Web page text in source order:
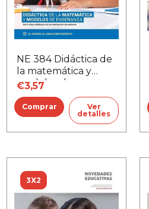
NE 384 Didáctica de
la matemática y
modelos de
enseñanza
€3,57
Ver
detalles
3X2